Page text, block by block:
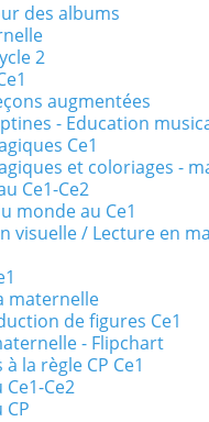
des albums
2
augmentées
- Education
Ce1
et coloriages -
Ce1-Ce2
monde au Ce1
visuelle / Lecture en
maternelle
de figures Ce1
- Flipchart
la règle CP Ce1
Ce2